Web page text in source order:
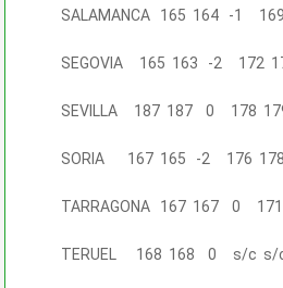
SALAMANCA 165 164 -1
SEGOVIA 165 163 -2 172
SEVILLA 187 187 0 178
SORIA 167 165 -2 176
TARRAGONA 167 167 0
TERUEL 168 168 0 s/c